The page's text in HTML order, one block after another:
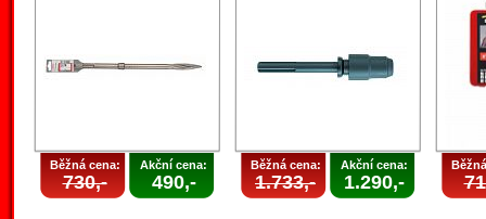
Běžná cena:
730,-
Akční cena:
490,-
Běžná cena:
1.733,-
Akční cena:
1.290,-